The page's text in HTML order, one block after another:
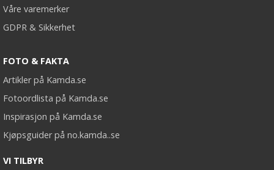
Våre varemerker
GDPR & Sikkerhet
FOTO & FAKTA
Artikler på Kamda.se
Fotoordlista på Kamda.se
Inspirasjon på Kamda.se
Kjøpsguider på no.kamda..se
VI TILBYR